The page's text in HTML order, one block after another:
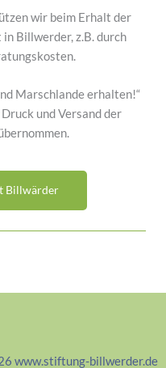
wir beim Erhalt der
Billwerder, z.B. durch
Marschlande erhalten!“
und Versand der
Billwärder
www.stiftung-billwerder.de